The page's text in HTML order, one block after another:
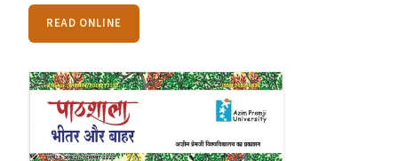
READ ONLINE